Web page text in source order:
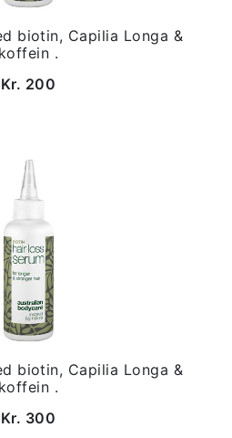
biotin, Capilia Longa &
koffein .
Kr. 200
biotin, Capilia Longa &
koffein .
Kr. 300